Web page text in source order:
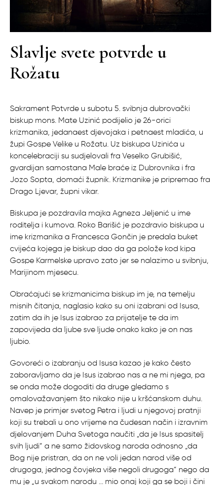
Slavlje svete potvrde u
Rožatu
Sakrament Potvrde u subotu 5. svibnja dubrovački
biskup mons. Mate Uzinić podijelio je 26-orici
krizmanika, jedanaest djevojaka i petnaest mladića, u
župi Gospe Velike u Rožatu. Uz biskupa Uzinića u
koncelebraciji su sudjelovali fra Veselko Grubišić,
gvardijan samostana Male braće iz Dubrovnika i fra
Jozo Sopta, domaći župnik. Krizmanike je pripremao fra
Drago Ljevar, župni vikar.
Biskupa je pozdravila majka Agneza Jeljenić u ime
roditelja i kumova. Roko Barišić je pozdravio biskupa u
ime krizmanika a Francesca Gončin je predala buket
cvijeća kojega je biskup dao da ga polože kod kipa
Gospe Karmelske upravo zato jer se nalazimo u svibnju,
Marijinom mjesecu.
Obraćajući se krizmanicima biskup im je, na temelju
misnih čitanja, naglasio kako su oni izabrani od Isusa,
zatim da ih je Isus izabrao za prijatelje te da im
zapovijeda da ljube sve ljude onako kako je on nas
ljubio.
Govoreći o izabranju od Isusa kazao je kako često
zaboravljamo da je Isus izabrao nas a ne mi njega, pa
se onda može dogoditi da druge gledamo s
omalovažavanjem što nikako nije u kršćanskom duhu.
Navep je primjer svetog Petra i ljudi u njegovoj pratnji
koji su trebali u ono vrijeme na čudesan način i izravnim
djelovanjem Duha Svetoga naučiti „da je Isus spasitelj
svih ljudi“ a ne samo židovskog naroda odnosno „da
Bog nije pristran, da on ne voli jedan narod više od
drugoga, jednog čovjeka više negoli drugoga“ nego da
mu je „u svakom narodu … mio onaj koji ga se boji i čini